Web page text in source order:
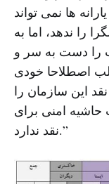
ها نمی تواند
را ندهد، اما به
را دست به سر و
اصطلاحا خودی
این سازمان را
حاشیه امنی برای
نقد ندارد.”